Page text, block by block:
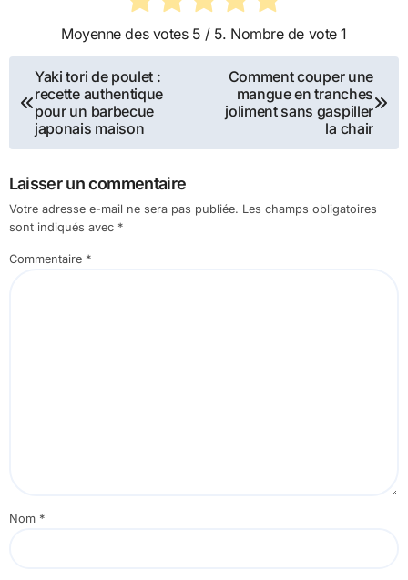
Moyenne des votes 5 / 5. Nombre de vote1
Navigation
de
l’article
Yaki tori de poulet :
recette authentique
pour un barbecue
japonais maison
Comment couper une
mangue en tranches
joliment sans gaspiller
la chair
Laisser un commentaire
Votre adresse e-mail ne sera pas publiée. Les champs obligatoires
sont indiqués avec *
Commentaire *
Nom *